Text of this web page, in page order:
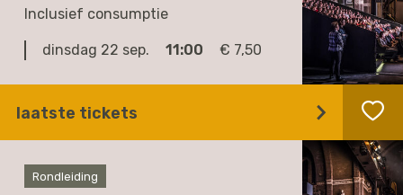
Inclusief consumptie
dinsdag 22 sep. 11:00 € 7,50
laatste tickets
Rondleiding